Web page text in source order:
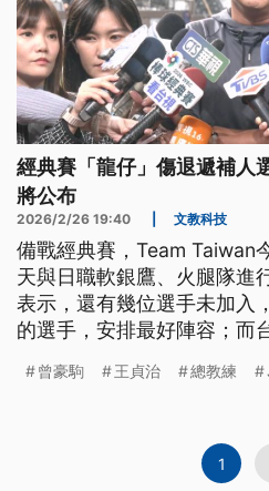
經典賽「龍仔」傷退遞補人
將公布
2026/2/26 19:40 文教科技
備戰經典賽，Team Taiwan
天與日職軟銀鷹、火腿隊進
表示，還有幾位選手未加入
的選手，安排最好陣容；而
是內野還是外野手，曾豪駒
曾豪駒 王貞治 總教練
1